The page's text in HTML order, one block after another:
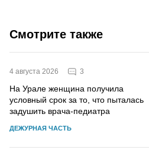
Смотрите также
4 августа 2026 3
На Урале женщина получила
условный срок за то, что пыталась
задушить врача-педиатра
ДЕЖУРНАЯ ЧАСТЬ